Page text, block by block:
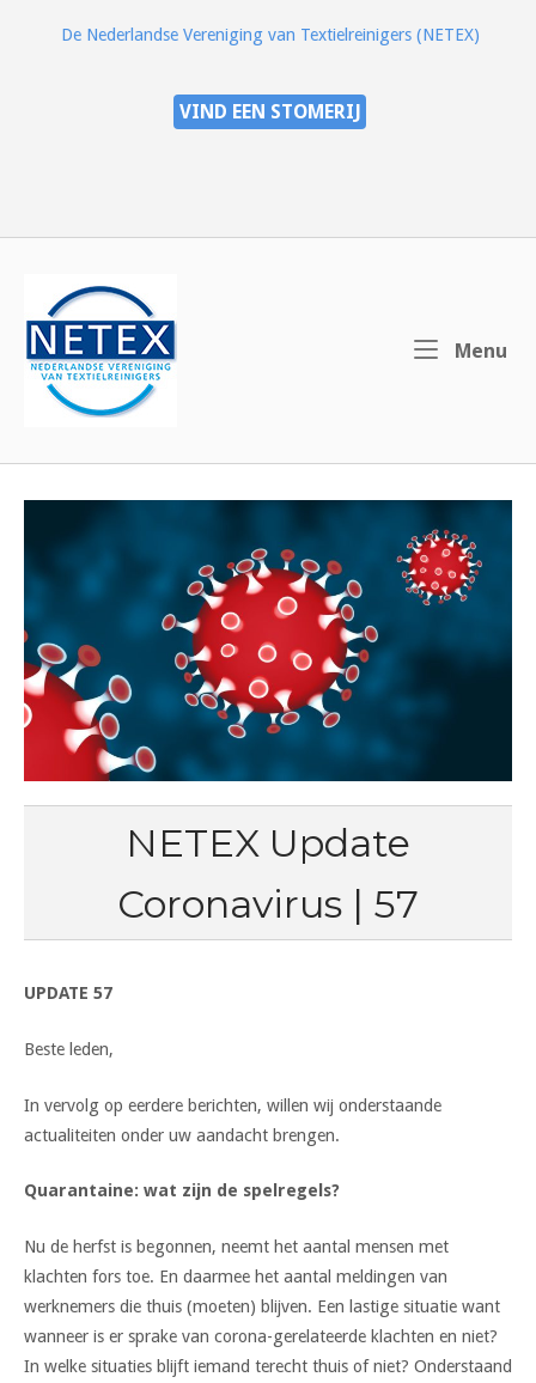
De Nederlandse Vereniging van Textielreinigers (NETEX)
VIND EEN STOMERIJ
Menu
NETEX Update
Coronavirus | 57
UPDATE 57
Beste leden,
In vervolg op eerdere berichten, willen wij onderstaande
actualiteiten onder uw aandacht brengen.
Quarantaine: wat zijn de spelregels?
Nu de herfst is begonnen, neemt het aantal mensen met
klachten fors toe. En daarmee het aantal meldingen van
werknemers die thuis (moeten) blijven. Een lastige situatie want
wanneer is er sprake van corona-gerelateerde klachten en niet?
In welke situaties blijft iemand terecht thuis of niet? Onderstaand